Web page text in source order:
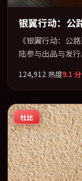
银翼行动：公
《银翼行动：公
陆参与出品与发
达。全片以「战
一。定于 2025-
话题片中口碑稳
124,912 热度9.1 分
杜比